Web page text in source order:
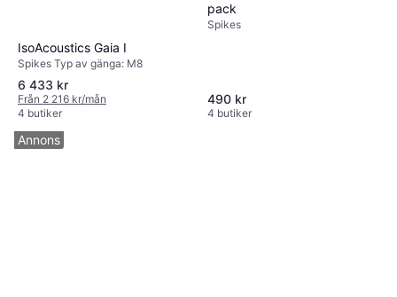
IsoAcoustics Gaia I
Spikes Typ av gänga: M8
6 433 kr
Från 2 216 kr/mån
4 butiker
pack
Spikes
490 kr
4 butiker
Annons